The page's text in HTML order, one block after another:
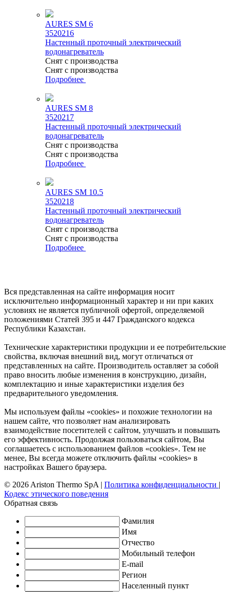
AURES SM 6
3520216
Настенный проточный электрический
водонагреватель
Снят с производства
Снят с производства
Подробнее
AURES SM 8
3520217
Настенный проточный электрический
водонагреватель
Снят с производства
Снят с производства
Подробнее
AURES SM 10.5
3520218
Настенный проточный электрический
водонагреватель
Снят с производства
Снят с производства
Подробнее
Вся представленная на сайте информация носит
исключительно информационный характер и ни при каких
условиях не является публичной офертой, определяемой
положениями Статей 395 и 447 Гражданского кодекса
Республики Казахстан.
Технические характеристики продукции и ее потребительские
свойства, включая внешний вид, могут отличаться от
представленных на сайте. Производитель оставляет за собой
право вносить любые изменения в конструкцию, дизайн,
комплектацию и иные характеристики изделия без
предварительного уведомления.
Мы используем файлы «cookies» и похожие технологии на
нашем сайте, что позволяет нам анализировать
взаимодействие посетителей с сайтом, улучшать и повышать
его эффективность. Продолжая пользоваться сайтом, Вы
соглашаетесь с использованием файлов «cookies». Тем не
менее, Вы всегда можете отключить файлы «cookies» в
настройках Вашего браузера.
© 2026 Ariston Thermo SpA | Политика конфиденциальности |
Кодекс этического поведения
Обратная связь
Фамилия
Имя
Отчество
Мобильный телефон
E-mail
Регион
Населенный пункт